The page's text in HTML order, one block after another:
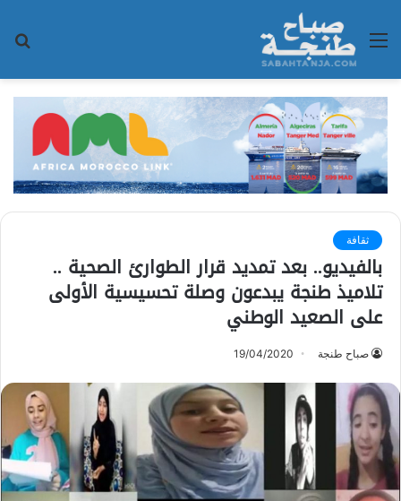
القائمة
ثقافة
بالفيديو.. بعد تمديد قرار الطوارئ الصحية ..
تلاميذ طنجة يبدعون وصلة تحسيسية الأولى
على الصعيد الوطني
صباح طنجة 19/04/2020